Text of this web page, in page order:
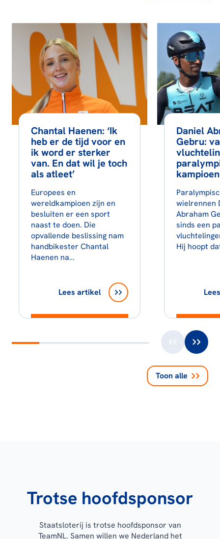
Chantal Haenen: ‘Ik
heb er de tijd voor en
ik word er sterker
van. En dat wil je toch
als atleet’
Europees en
wereldkampioen zijn en
besluiten er een sport
naast te doen. Die
opvallende beslissing nam
handbikester Chantal
Haenen na…
Lees artikel
Daniel
Gebru:
kampioen
wielrennen
Abraham
sinds een
Hij hoopt
Toon alle
Trotse hoofdsponsor
Staatsloterij is trotse hoofdsponsor van
TeamNL. Samen willen we Nederland het